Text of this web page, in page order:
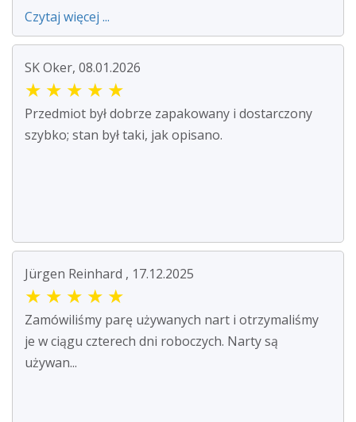
Czytaj więcej ...
SK Oker, 08.01.2026
★ ★ ★ ★ ★
Przedmiot był dobrze zapakowany i dostarczony
szybko; stan był taki, jak opisano.
Jürgen Reinhard , 17.12.2025
★ ★ ★ ★ ★
Zamówiliśmy parę używanych nart i otrzymaliśmy
je w ciągu czterech dni roboczych. Narty są
używan...